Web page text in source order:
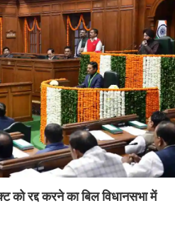
को रद्द करने का बिल विधानसभा में